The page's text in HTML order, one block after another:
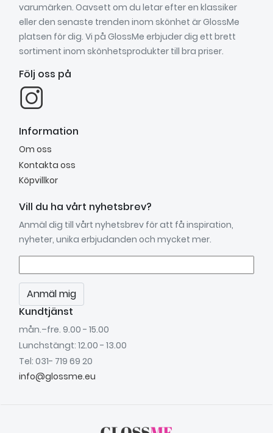
varumärken. Oavsett om du letar efter en klassiker
eller den senaste trenden inom skönhet är GlossMe
platsen för dig. Vi på GlossMe erbjuder dig ett brett
sortiment inom skönhetsprodukter till bra priser.
Följ oss på
Information
Om oss
Kontakta oss
Köpvillkor
Vill du ha vårt nyhetsbrev?
Anmäl dig till vårt nyhetsbrev för att få inspiration,
nyheter, unika erbjudanden och mycket mer.
Anmäl mig
Kundtjänst
mån.–fre. 9.00 - 15.00
Lunchstängt: 12.00 - 13.00
Tel: 031- 719 69 20
info@glossme.eu